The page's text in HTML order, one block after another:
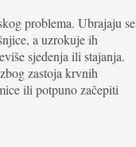
problema. Ubrajaju se
a uzrokuje ih
sjedenja ili stajanja.
zastoja krvnih
ili potpuno začepiti